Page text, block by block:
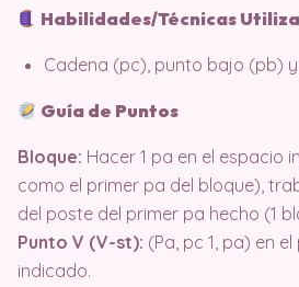
Habilidades/Técnicas
Cadena (pc), punto bajo (pb)
Guía de Puntos
Bloque: Hacer 1 pa en el espacio
como el primer pa del bloque),
del poste del primer pa hecho (1
Punto V (V-st): (Pa, pc 1, pa) en
indicado.